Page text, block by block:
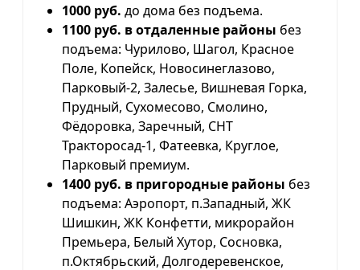
1000 руб. до дома без подъема.
1100 руб. в отдаленные районы без
подъема: Чурилово, Шагол, Красное
Поле, Копейск, Новосинеглазово,
Парковый-2, Залесье, Вишневая Горка,
Прудный, Сухомесово, Смолино,
Фёдоровка, Заречный, СНТ
Тракторосад-1, Фатеевка, Круглое,
Парковый премиум.
1400 руб. в пригородные районы без
подъема: Аэропорт, п.Западный, ЖК
Шишкин, ЖК Конфетти, микрорайон
Премьера, Белый Хутор, Сосновка,
п.Октябрьский, Долгодеревенское,